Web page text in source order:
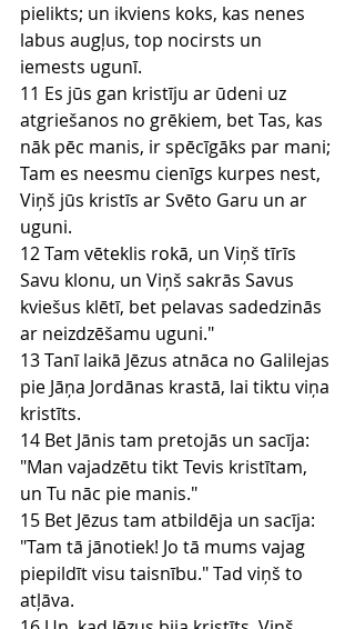
pielikts; un ikviens koks, kas nenes
labus augļus, top nocirsts un
iemests ugunī.
11 Es jūs gan kristīju ar ūdeni uz
atgriešanos no grēkiem, bet Tas, kas
nāk pēc manis, ir spēcīgāks par mani;
Tam es neesmu cienīgs kurpes nest,
Viņš jūs kristīs ar Svēto Garu un ar
uguni.
12 Tam vēteklis rokā, un Viņš tīrīs
Savu klonu, un Viņš sakrās Savus
kviešus klētī, bet pelavas sadedzinās
ar neizdzēšamu uguni."
13 Tanī laikā Jēzus atnāca no Galilejas
pie Jāņa Jordānas krastā, lai tiktu viņa
kristīts.
14 Bet Jānis tam pretojās un sacīja:
"Man vajadzētu tikt Tevis kristītam,
un Tu nāc pie manis."
15 Bet Jēzus tam atbildēja un sacīja:
"Tam tā jānotiek! Jo tā mums vajag
piepildīt visu taisnību." Tad viņš to
atļāva.